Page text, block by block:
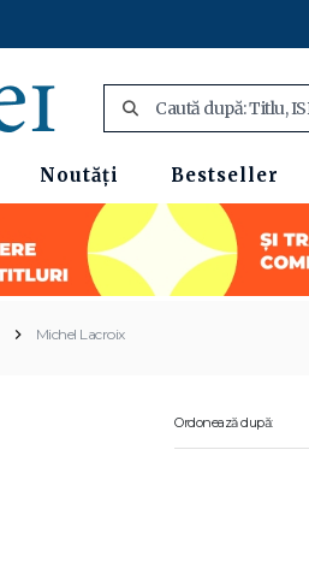
Noutăți Bestseller
Michel Lacroix
Ordonează după: